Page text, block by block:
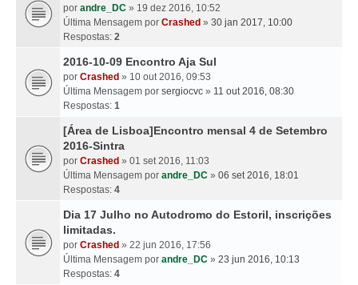
por andre_DC » 19 dez 2016, 10:52
Última Mensagem por Crashed » 30 jan 2017, 10:00
Respostas: 2
2016-10-09 Encontro Aja Sul
por Crashed » 10 out 2016, 09:53
Última Mensagem por sergiocvc » 11 out 2016, 08:30
Respostas: 1
[Área de Lisboa]Encontro mensal 4 de Setembro
2016-Sintra
por Crashed » 01 set 2016, 11:03
Última Mensagem por andre_DC » 06 set 2016, 18:01
Respostas: 4
Dia 17 Julho no Autodromo do Estoril, inscrições
limitadas.
por Crashed » 22 jun 2016, 17:56
Última Mensagem por andre_DC » 23 jun 2016, 10:13
Respostas: 4